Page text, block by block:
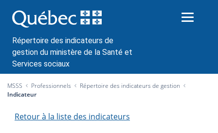
a
s
e
r
a
u
c
n
Répertoire des indicateurs de
gestion du ministère de la Santé et
Services sociaux
MSSS Professionnels
Répertoire des indicateurs de gestion
Indicateur
Retour à la liste des indicateurs